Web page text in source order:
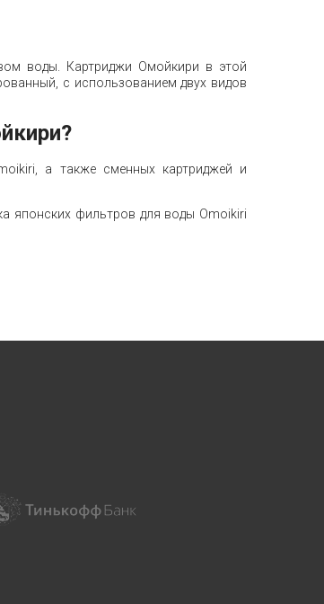
воды. Картриджи Омойкири в этой
с использованием двух видов
а также сменных картриджей и
японских фильтров для воды Omoikiri